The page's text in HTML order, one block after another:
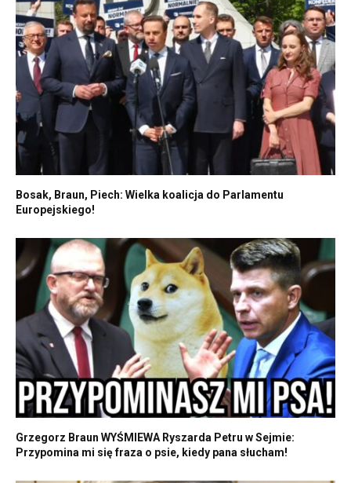
Bosak, Braun, Piech: Wielka koalicja do Parlamentu
Europejskiego!
Grzegorz Braun WYŚMIEWA Ryszarda Petru w Sejmie:
Przypomina mi się fraza o psie, kiedy pana słucham!